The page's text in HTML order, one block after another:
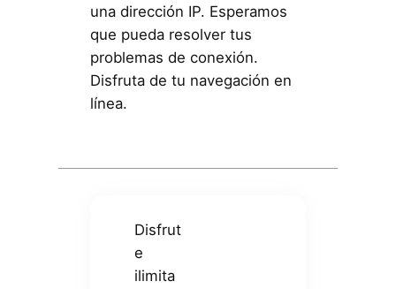
una dirección IP. Esperamos
que pueda resolver tus
problemas de conexión.
Disfruta de tu navegación en
línea.
Disfrut
e
ilimita